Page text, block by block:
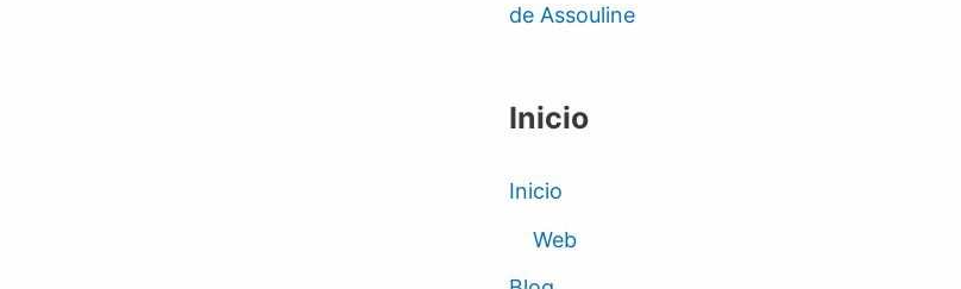
de Assouline
Inicio
Inicio
Web